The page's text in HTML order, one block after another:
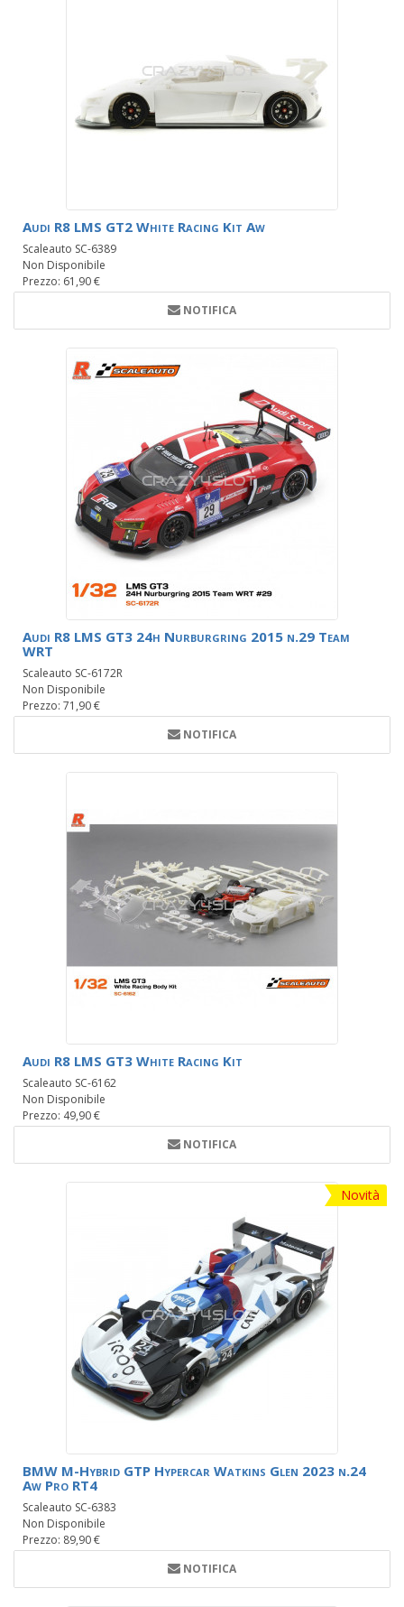
Audi R8 LMS GT2 White Racing Kit Aw
Scaleauto SC-6389
Non Disponibile
Prezzo: 61,90 €
NOTIFICA
Audi R8 LMS GT3 24h Nurburgring 2015 n.29 Team
WRT
Scaleauto SC-6172R
Non Disponibile
Prezzo: 71,90 €
NOTIFICA
Audi R8 LMS GT3 White Racing Kit
Scaleauto SC-6162
Non Disponibile
Prezzo: 49,90 €
NOTIFICA
Novità
BMW M-Hybrid GTP Hypercar Watkins Glen 2023 n.24
Aw Pro RT4
Scaleauto SC-6383
Non Disponibile
Prezzo: 89,90 €
NOTIFICA